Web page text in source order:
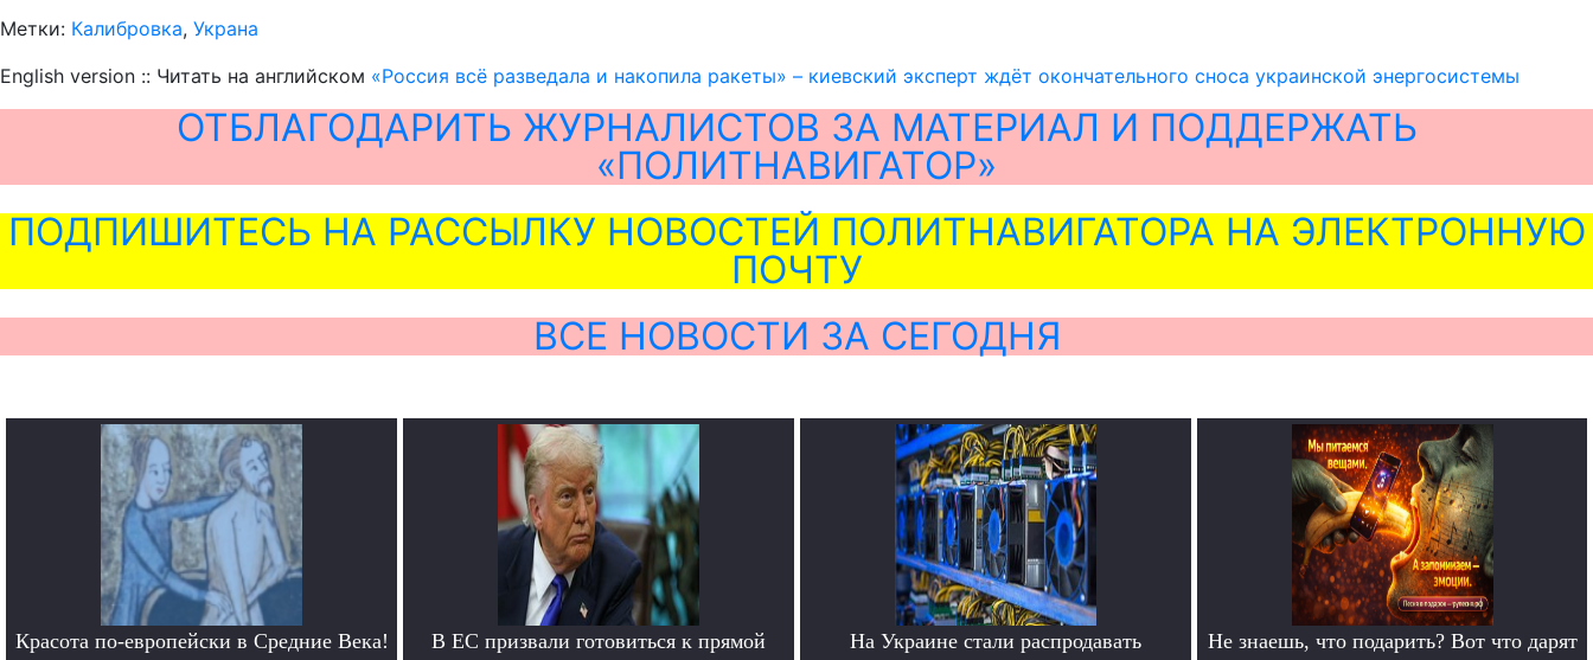
Метки: Калибровка, Украна
English version :: Читать на английском «Россия всё разведала и накопила ракеты» – киевский эксперт ждёт окончательного сноса украинской энергосистемы
ОТБЛАГОДАРИТЬ ЖУРНАЛИСТОВ ЗА МАТЕРИАЛ И ПОДДЕРЖАТЬ
«ПОЛИТНАВИГАТОР»
ПОДПИШИТЕСЬ НА РАССЫЛКУ НОВОСТЕЙ ПОЛИТНАВИГАТОРА НА ЭЛЕКТРОННУЮ
ПОЧТУ
ВСЕ НОВОСТИ ЗА СЕГОДНЯ
Красота по-европейски в Средние Века!
В ЕС призвали готовиться к прямой
На Украине стали распродавать
Не знаешь, что подарить? Вот что дарят